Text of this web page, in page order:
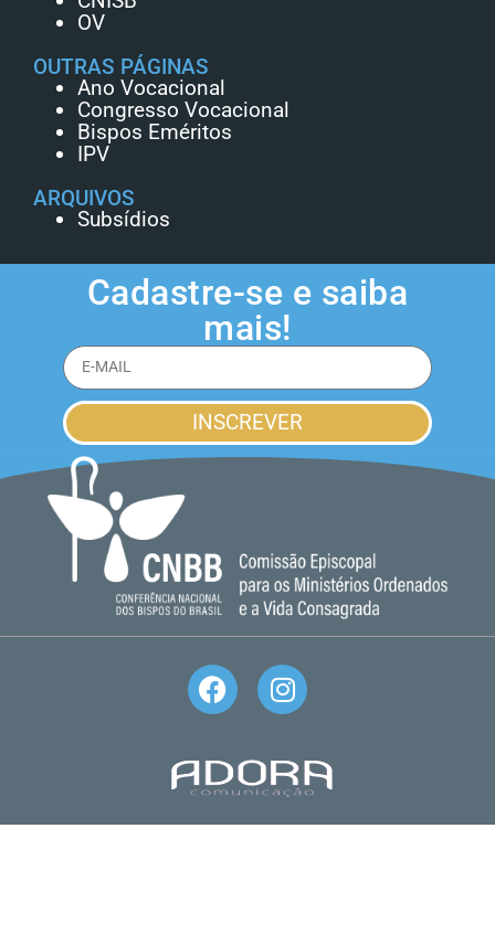
OV
OUTRAS PÁGINAS
Ano Vocacional
Congresso Vocacional
Bispos Eméritos
IPV
ARQUIVOS
Subsídios
Cadastre-se e saiba
mais!
INSCREVER